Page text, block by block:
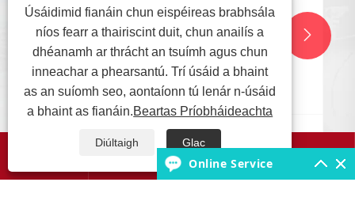
 

Úsáidimid fianáin chun eispéireas brabhsála
níos fearr a thairiscint duit, chun anailís a
dhéanamh ar thrácht an tsuímh agus chun
inneachar a phearsantú. Trí úsáid a bhaint
as an suíomh seo, aontaíonn tú lenár n-úsáid
a bhaint as fianáin.Beartas Príobháideachta
Diúltaigh Glac
Online Service